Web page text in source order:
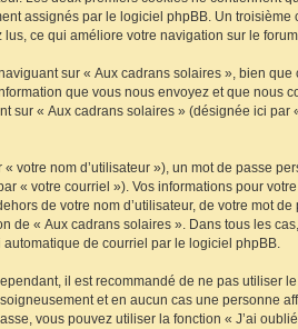
assignés par le logiciel phpBB. Un
ce qui améliore votre navigation sur le
sur « Aux cadrans solaires », bien
que vous nous envoyez et que nous
sur « Aux cadrans solaires » (désignée ici
nom d’utilisateur »), un mot de passe
« votre courriel »). Vos informations pour
de votre nom d’utilisateur, de votre mot
de « Aux cadrans solaires ». Dans tous les
de courriel par le logiciel phpBB.
il est recommandé de ne pas utiliser
et en aucun cas une personne
vous pouvez utiliser la fonction « J’ai